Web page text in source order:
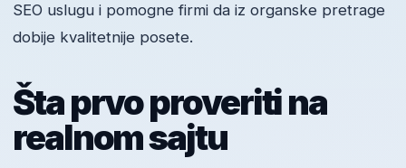
SEO uslugu i pomogne firmi da iz organske pretrage
dobije kvalitetnije posete.
Šta prvo proveriti na
realnom sajtu